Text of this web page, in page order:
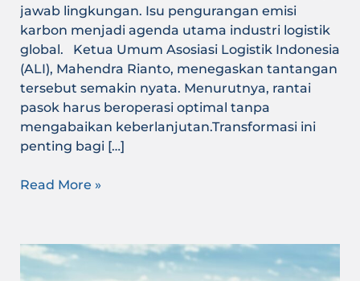
jawab lingkungan. Isu pengurangan emisi
karbon menjadi agenda utama industri logistik
global. Ketua Umum Asosiasi Logistik Indonesia
(ALI), Mahendra Rianto, menegaskan tantangan
tersebut semakin nyata. Menurutnya, rantai
pasok harus beroperasi optimal tanpa
mengabaikan keberlanjutan.Transformasi ini
penting bagi […]
Read More »
Transformasi
Industri